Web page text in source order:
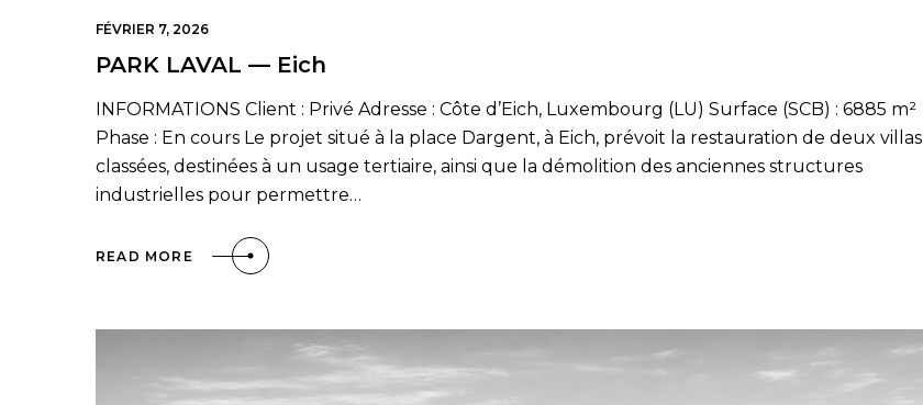
FÉVRIER 7, 2026
PARK LAVAL — Eich
INFORMATIONS Client : Privé Adresse : Côte d’Eich, Luxembourg (LU) Surface (SCB) : 6885 m²
Phase : En cours Le projet situé à la place Dargent, à Eich, prévoit la restauration de deux villas
classées, destinées à un usage tertiaire, ainsi que la démolition des anciennes structures
industrielles pour permettre…
READ MORE